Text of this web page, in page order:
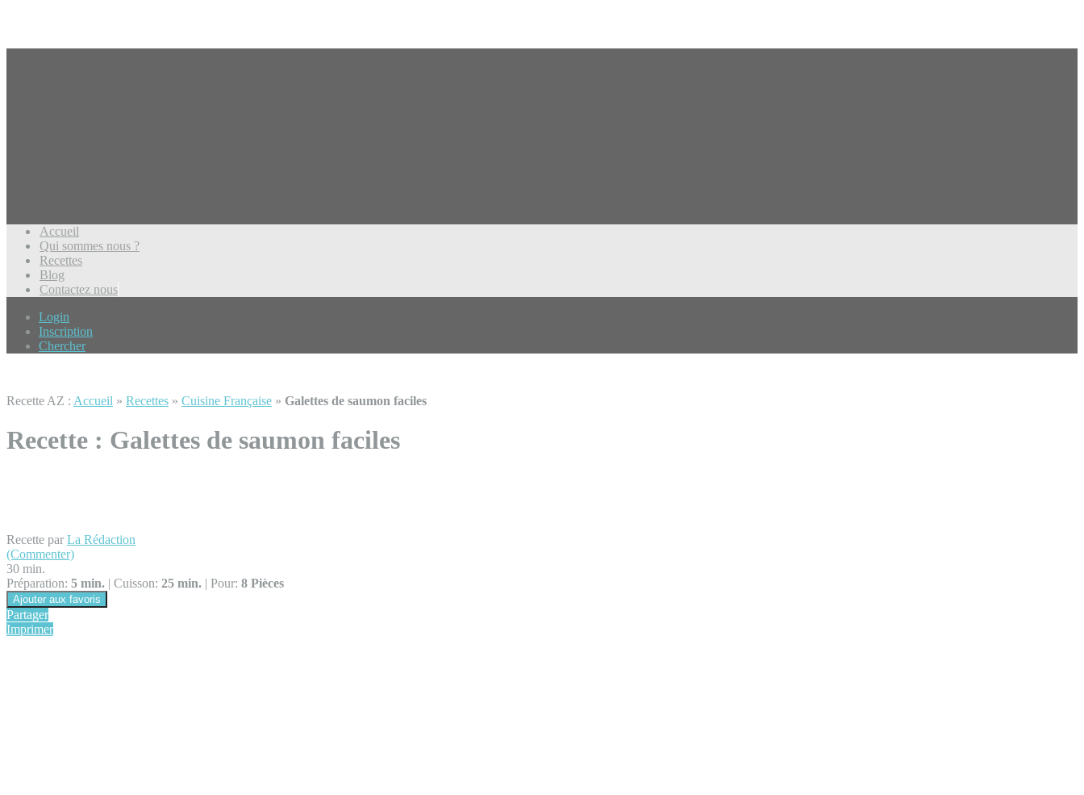
Accueil
Qui sommes nous ?
Recettes
Blog
Contactez nous
Login
Inscription
Chercher
Recette AZ : Accueil » Recettes » Cuisine Française » Galettes de saumon faciles
Recette : Galettes de saumon faciles
Recette par La Rédaction
(Commenter)
30 min.
Préparation: 5 min. | Cuisson: 25 min. | Pour: 8 Pièces
Ajouter aux favoris
Partager
Imprimer